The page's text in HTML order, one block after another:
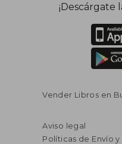
¡Descárgate
Vender Libros en
Aviso legal
Políticas de Envío